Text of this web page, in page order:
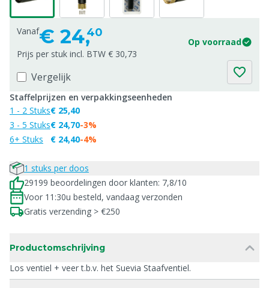
Vanaf€ 24,40
Op voorraad
Prijs per stuk incl. BTW € 30,73
Vergelijk
Staffelprijzen en verpakkingseenheden
1 - 2 Stuks
3 - 5 Stuks
6+ Stuks
€ 25,40
€ 24,70
€ 24,40
-3%
-4%
1 stuks per doos
29199 beoordelingen door klanten: 7,8/10
Voor 11:30u besteld, vandaag verzonden
Gratis verzending > €250
Productomschrijving
Los ventiel + veer t.b.v. het Suevia Staafventiel.